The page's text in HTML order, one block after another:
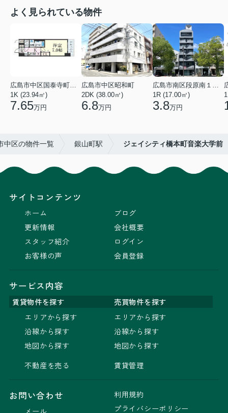
よく見られている物件
広島市中区国泰寺町２丁目
1K (23.94㎡)
7.65万円
広島市中区昭和町
2DK (38.00㎡)
6.8万円
広島市南区段原南１丁目
1R (17.00㎡)
3.8万円
中区の物件一覧 銀山町駅 ジェイシティ橋本町音楽大学前
サイトコンテンツ
ホーム
更新情報
スタッフ紹介
お客様の声
ブログ
会社概要
ログイン
会員登録
サービス内容
賃貸物件を探す
売買物件を探す
エリアから探す
沿線から探す
地図から探す
不動産を売る
エリアから探す
沿線から探す
地図から探す
賃貸管理
お問い合わせ
メール
利用規約
プライバシーポリシー